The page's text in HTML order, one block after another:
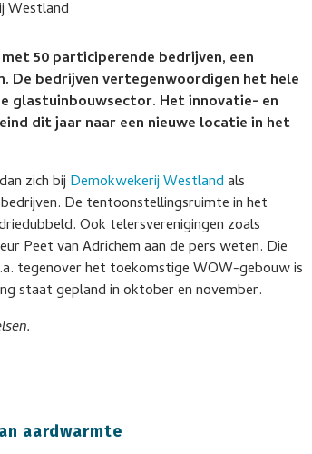
50 participerende bedrijven, een
De bedrijven vertegenwoordigen het hele
glastuinbouwsector. Het innovatie- en
dit jaar naar een nieuwe locatie in het
zich bij Demokwekerij Westlandals
De tentoonstellingsruimte in het
Ook telersverenigingen zoals
Peet van Adrichem aan de pers weten. Die
tegenover het toekomstige WOW-gebouw is
staat gepland in oktober en november.
aardwarmte